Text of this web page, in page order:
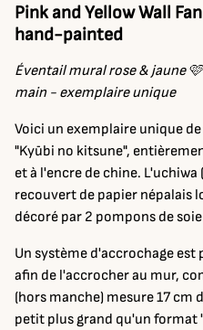
Pink and Yellow Wall
hand-painted
Éventail mural rose & jaune
main - exemplaire unique
Voici un exemplaire unique
"Kyūbi no kitsune",
et à l'encre de chine.
recouvert de papier népalais
décoré par 2 pompons de
Un système d'accrochage
afin de l'accrocher au mur,
(hors manche) mesure 17 cm
petit plus grand qu'un format